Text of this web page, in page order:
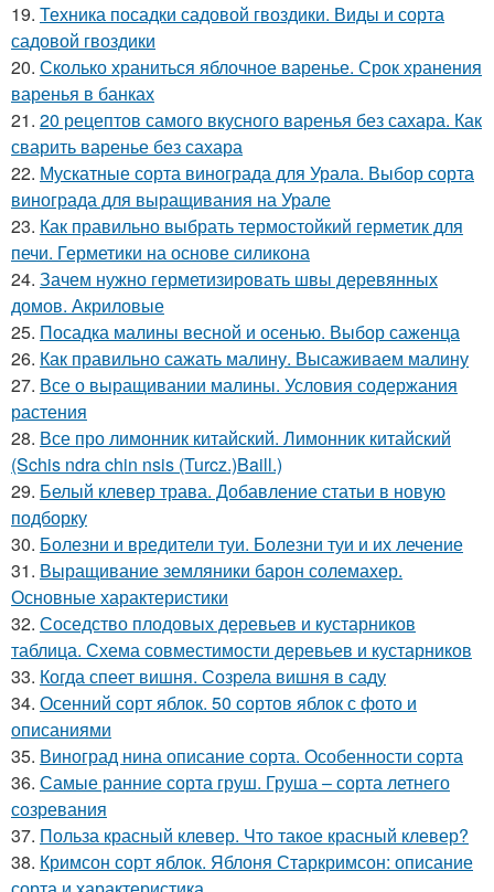
19. Техника посадки садовой гвоздики. Виды и сорта
садовой гвоздики
20. Сколько храниться яблочное варенье. Срок хранения
варенья в банках
21. 20 рецептов самого вкусного варенья без сахара. Как
сварить варенье без сахара
22. Мускатные сорта винограда для Урала. Выбор сорта
винограда для выращивания на Урале
23. Как правильно выбрать термостойкий герметик для
печи. Герметики на основе силикона
24. Зачем нужно герметизировать швы деревянных
домов. Акриловые
25. Посадка малины весной и осенью. Выбор саженца
26. Как правильно сажать малину. Высаживаем малину
27. Все о выращивании малины. Условия содержания
растения
28. Все про лимонник китайский. Лимонник китайский
(Schis ndra chin nsis (Turcz.)Baill.)
29. Белый клевер трава. Добавление статьи в новую
подборку
30. Болезни и вредители туи. Болезни туи и их лечение
31. Выращивание земляники барон солемахер.
Основные характеристики
32. Соседство плодовых деревьев и кустарников
таблица. Схема совместимости деревьев и кустарников
33. Когда спеет вишня. Созрела вишня в саду
34. Осенний сорт яблок. 50 сортов яблок с фото и
описаниями
35. Виноград нина описание сорта. Особенности сорта
36. Самые ранние сорта груш. Груша – сорта летнего
созревания
37. Польза красный клевер. Что такое красный клевер?
38. Кримсон сорт яблок. Яблоня Старкримсон: описание